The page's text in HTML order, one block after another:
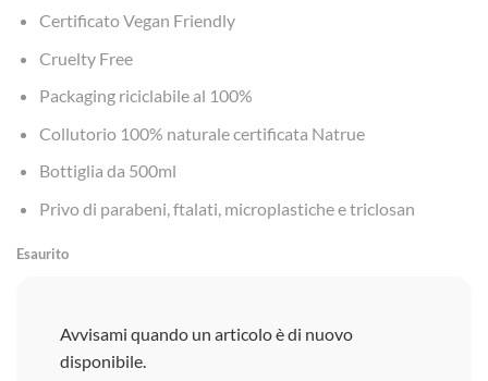
Certificato Vegan Friendly
Cruelty Free
Packaging riciclabile al 100%
Collutorio 100% naturale certificata Natrue
Bottiglia da 500ml
Privo di parabeni, ftalati, microplastiche e triclosan
Esaurito
Avvisami quando un articolo è di nuovo
disponibile.